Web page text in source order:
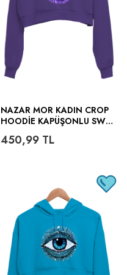
NAZAR MOR KADIN CROP
HOODIE KAPÜŞONLU SWEA
450,99 TL